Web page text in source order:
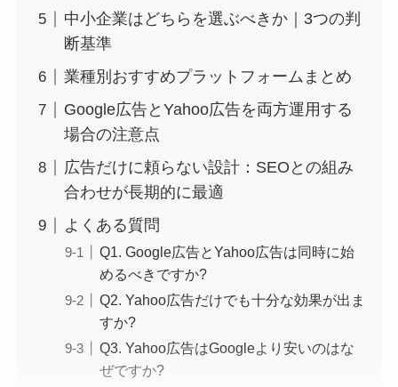
中小企業はどちらを選ぶべきか｜3つの判
断基準
業種別おすすめプラットフォームまとめ
Google広告とYahoo広告を両方運用する
場合の注意点
広告だけに頼らない設計：SEOとの組み
合わせが長期的に最適
よくある質問
Q1. Google広告とYahoo広告は同時に始
めるべきですか?
Q2. Yahoo広告だけでも十分な効果が出ま
すか?
Q3. Yahoo広告はGoogleより安いのはな
ぜですか?